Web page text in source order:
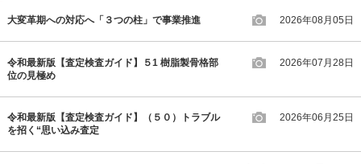
大変革期への対応へ「３つの柱」で事業推進 2026年08月05日
令和最新版【査定検査ガイド】５1 樹脂製骨格部
位の見極め
2026年07月28日
令和最新版【査定検査ガイド】（５０）トラブル
を招く“思い込み査定
2026年06月25日